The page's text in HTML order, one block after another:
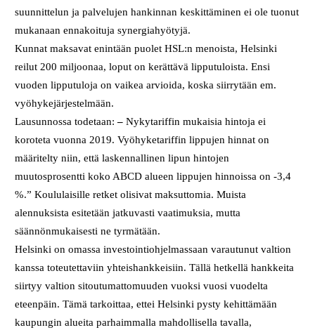
suunnittelun ja palvelujen hankinnan keskittäminen ei ole tuonut
mukanaan ennakoituja synergiahyötyjä.
Kunnat maksavat enintään puolet HSL:n menoista, Helsinki
reilut 200 miljoonaa, loput on kerättävä lipputuloista. Ensi
vuoden lipputuloja on vaikea arvioida, koska siirrytään em.
vyöhykejärjestelmään.
Lausunnossa todetaan:–Nykytariffin mukaisia hintoja ei
koroteta vuonna 2019. Vyöhyketariffin lippujen hinnat on
määritelty niin, että laskennallinen lipun hintojen
muutosprosentti koko ABCD alueen lippujen hinnoissa on -3,4
%.” Koululaisille retket olisivat maksuttomia. Muista
alennuksista esitetään jatkuvasti vaatimuksia, mutta
säännönmukaisesti ne tyrmätään.
Helsinki on omassa investointiohjelmassaan varautunut valtion
kanssa toteutettaviin yhteishankkeisiin. Tällä hetkellä hankkeita
siirtyy valtion sitoutumattomuuden vuoksi vuosi vuodelta
eteenpäin. Tämä tarkoittaa, ettei Helsinki pysty kehittämään
kaupungin alueita parhaimmalla mahdollisella tavalla,